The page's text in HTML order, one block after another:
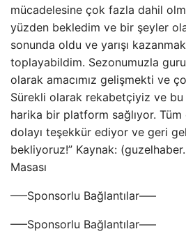
mücadelesine çok fazla dahil
yüzden bekledim ve bir şeyler
sonunda oldu ve yarışı
toplayabildim. Sezonumuzla
olarak amacımız gelişmekti ve
Sürekli olarak rekabetçiyiz ve
harika bir platform sağlıyor. Tüm
dolayı teşekkür ediyor ve geri
bekliyoruz!” Kaynak:
Masası
—–Sponsorlu Bağlantılar—–
—–Sponsorlu Bağlantılar—–